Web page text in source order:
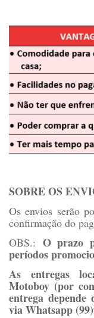
SOBRE OS
Os envios serão
confirmação do
OBS.: O prazo
períodos
As entregas
Motoboy (por
entrega
via Whatsapp